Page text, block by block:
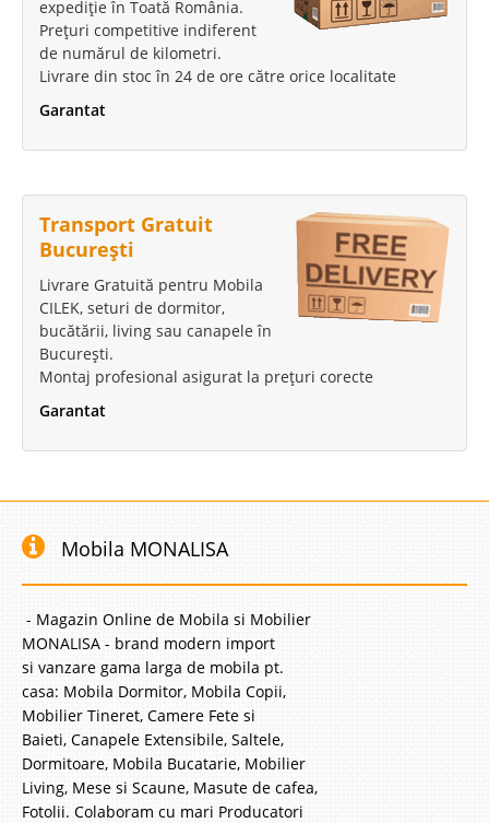
expediție în Toată România.
Prețuri competitive indiferent
de numărul de kilometri.
Livrare din stoc în 24 de ore către orice localitate
Garantat
Transport Gratuit
București
Livrare Gratuită pentru Mobila
CILEK, seturi de dormitor,
bucătării, living sau canapele în
București.
Montaj profesional asigurat la prețuri corecte
Garantat
Mobila MONALISA
- Magazin Online de Mobila si Mobilier
MONALISA - brand modern import
si vanzare gama larga de mobila pt.
casa: Mobila Dormitor, Mobila Copii,
Mobilier Tineret, Camere Fete si
Baieti, Canapele Extensibile, Saltele,
Dormitoare, Mobila Bucatarie, Mobilier
Living, Mese si Scaune, Masute de cafea,
Fotolii. Colaboram cu mari Producatori